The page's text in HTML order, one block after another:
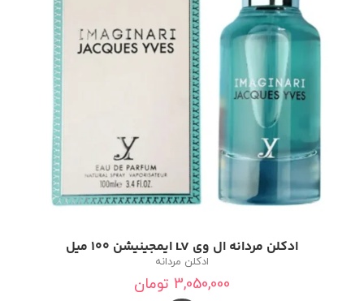
ادکلن مردانه ال وی LV ایمجینیشن ۱۰۰ میل
ادکلن مردانه
3,050,000 تومان